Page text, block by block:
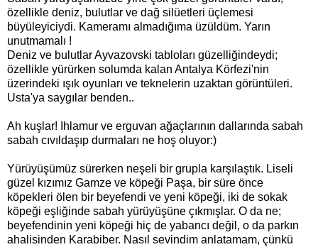
özellikle deniz, bulutlar ve dağ silüetleri üçlemesi
büyüleyiciydi. Kameramı almadığıma üzüldüm. Yarın
unutmamalı !
Deniz ve bulutlar Ayvazovski tabloları güzelliğindeydi;
özellikle yürürken solumda kalan Antalya Körfezi'nin
üzerindeki ışık oyunları ve teknelerin uzaktan görüntüleri.
Usta'ya saygılar benden..
Ah kuşlar! Ihlamur ve erguvan ağaçlarının dallarında sabah
sabah cıvıldaşıp durmaları ne hoş oluyor:)
Yürüyüşümüz sürerken neşeli bir grupla karşılaştık. Liseli
güzel kızımız Gamze ve köpeği Paşa, bir süre önce
köpekleri ölen bir beyefendi ve yeni köpeği, iki de sokak
köpeği eşliğinde sabah yürüyüşüne çıkmışlar. O da ne;
beyefendinin yeni köpeği hiç de yabancı değil, o da parkın
ahalisinden Karabiber. Nasıl sevindim anlatamam, çünkü